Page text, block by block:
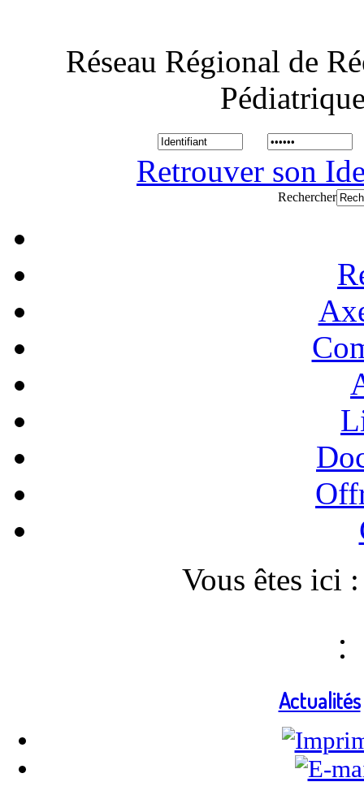
Réseau Régional de
Retrouver son
Rechercher
Vous êtes ici
Actualités